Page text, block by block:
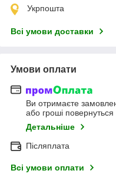
Укрпошта
Всі умови доставки
Умови оплати
Ви отримаєте
або гроші
Детальніше
Післяплата
Всі умови оплати